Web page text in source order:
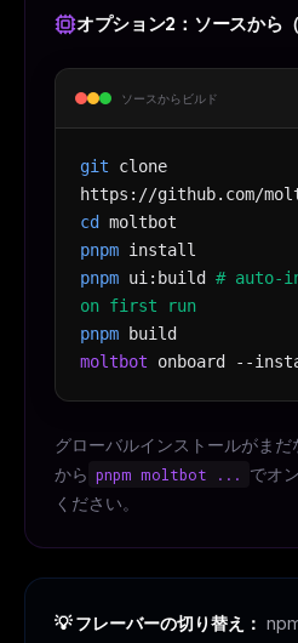
オプション2：ソースから（
ソースからビルド
git clone
https://github.com/
cd
moltbot
pnpm install
pnpm ui:build # auto-
on first run
pnpm build
moltbot onboard --
グローバルインストールがまだ
から pnpm moltbot ...
でオ
ください。
💡 フレーバーの切り替え：